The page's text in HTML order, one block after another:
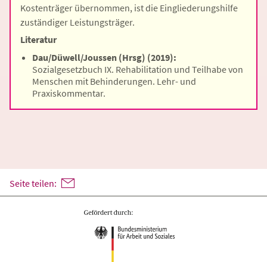
Kostenträger übernommen, ist die Eingliederungshilfe
zuständiger Leistungsträger.
Literatur
Dau/Düwell/Joussen (Hrsg) (2019):
Sozialgesetzbuch IX. Rehabilitation und Teilhabe von
Menschen mit Behinderungen. Lehr- und
Praxiskommentar.
Seite teilen: